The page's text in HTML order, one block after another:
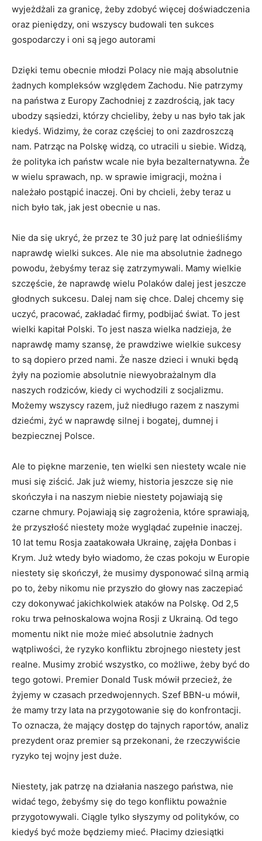
wyjeżdżali za granicę, żeby zdobyć więcej doświadczenia
oraz pieniędzy, oni wszyscy budowali ten sukces
gospodarczy i oni są jego autorami
Dzięki temu obecnie młodzi Polacy nie mają absolutnie
żadnych kompleksów względem Zachodu. Nie patrzymy
na państwa z Europy Zachodniej z zazdrością, jak tacy
ubodzy sąsiedzi, którzy chcieliby, żeby u nas było tak jak
kiedyś. Widzimy, że coraz częściej to oni zazdroszczą
nam. Patrząc na Polskę widzą, co utracili u siebie. Widzą,
że polityka ich państw wcale nie była bezalternatywna. Że
w wielu sprawach, np. w sprawie imigracji, można i
należało postąpić inaczej. Oni by chcieli, żeby teraz u
nich było tak, jak jest obecnie u nas.
Nie da się ukryć, że przez te 30 już parę lat odnieśliśmy
naprawdę wielki sukces. Ale nie ma absolutnie żadnego
powodu, żebyśmy teraz się zatrzymywali. Mamy wielkie
szczęście, że naprawdę wielu Polaków dalej jest jeszcze
głodnych sukcesu. Dalej nam się chce. Dalej chcemy się
uczyć, pracować, zakładać firmy, podbijać świat. To jest
wielki kapitał Polski. To jest nasza wielka nadzieja, że
naprawdę mamy szansę, że prawdziwe wielkie sukcesy
to są dopiero przed nami. Że nasze dzieci i wnuki będą
żyły na poziomie absolutnie niewyobrażalnym dla
naszych rodziców, kiedy ci wychodzili z socjalizmu.
Możemy wszyscy razem, już niedługo razem z naszymi
dziećmi, żyć w naprawdę silnej i bogatej, dumnej i
bezpiecznej Polsce.
Ale to piękne marzenie, ten wielki sen niestety wcale nie
musi się ziścić. Jak już wiemy, historia jeszcze się nie
skończyła i na naszym niebie niestety pojawiają się
czarne chmury. Pojawiają się zagrożenia, które sprawiają,
że przyszłość niestety może wyglądać zupełnie inaczej.
10 lat temu Rosja zaatakowała Ukrainę, zajęła Donbas i
Krym. Już wtedy było wiadomo, że czas pokoju w Europie
niestety się skończył, że musimy dysponować silną armią
po to, żeby nikomu nie przyszło do głowy nas zaczepiać
czy dokonywać jakichkolwiek ataków na Polskę. Od 2,5
roku trwa pełnoskalowa wojna Rosji z Ukrainą. Od tego
momentu nikt nie może mieć absolutnie żadnych
wątpliwości, że ryzyko konfliktu zbrojnego niestety jest
realne. Musimy zrobić wszystko, co możliwe, żeby być do
tego gotowi. Premier Donald Tusk mówił przecież, że
żyjemy w czasach przedwojennych. Szef BBN-u mówił,
że mamy trzy lata na przygotowanie się do konfrontacji.
To oznacza, że mający dostęp do tajnych raportów, analiz
prezydent oraz premier są przekonani, że rzeczywiście
ryzyko tej wojny jest duże.
Niestety, jak patrzę na działania naszego państwa, nie
widać tego, żebyśmy się do tego konfliktu poważnie
przygotowywali. Ciągle tylko słyszymy od polityków, co
kiedyś być może będziemy mieć. Płacimy dziesiątki